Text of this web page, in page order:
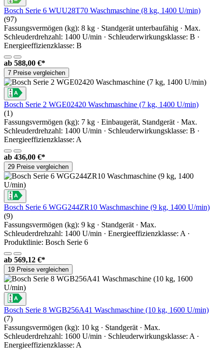
Bosch Serie 6 WUU28T70 Waschmaschine (8 kg, 1400 U/min)
(97)
Fassungsvermögen (kg): 8 kg · Standgerät unterbaufähig · Max.
Schleuderdrehzahl: 1400 U/min · Schleuderwirkungsklasse: B ·
Energieeffizienzklasse: B
ab 588,00 €*
7 Preise vergleichen
Bosch Serie 2 WGE02420 Waschmaschine (7 kg, 1400 U/min)
(1)
Fassungsvermögen (kg): 7 kg · Einbaugerät, Standgerät · Max.
Schleuderdrehzahl: 1400 U/min · Schleuderwirkungsklasse: B ·
Energieeffizienzklasse: A
ab 436,00 €*
29 Preise vergleichen
Bosch Serie 6 WGG244ZR10 Waschmaschine (9 kg, 1400 U/min)
(9)
Fassungsvermögen (kg): 9 kg · Standgerät · Max.
Schleuderdrehzahl: 1400 U/min · Energieeffizienzklasse: A ·
Produktlinie: Bosch Serie 6
ab 569,12 €*
19 Preise vergleichen
Bosch Serie 8 WGB256A41 Waschmaschine (10 kg, 1600 U/min)
(7)
Fassungsvermögen (kg): 10 kg · Standgerät · Max.
Schleuderdrehzahl: 1600 U/min · Schleuderwirkungsklasse: A ·
Energieeffizienzklasse: A